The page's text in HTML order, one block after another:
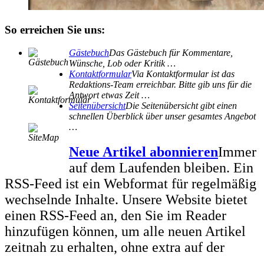
So erreichen Sie uns:
GästebuchDas Gästebuch für Kommentare,
Wünsche, Lob oder Kritik …
KontaktformularVia Kontaktformular ist das
Redaktions-Team erreichbar. Bitte gib uns für die
Antwort etwas Zeit …
SeitenübersichtDie Seitenübersicht gibt einen
schnellen Überblick über unser gesamtes Angebot
…
Neue Artikel abonnierenImmer
auf dem Laufenden bleiben. Ein
RSS-Feed ist ein Webformat für regelmäßig
wechselnde Inhalte. Unsere Website bietet
einen RSS-Feed an, den Sie im Reader
hinzufügen können, um alle neuen Artikel
zeitnah zu erhalten, ohne extra auf der